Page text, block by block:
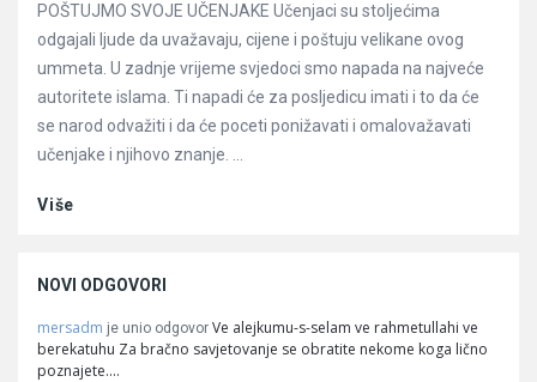
POŠTUJMO SVOJE UČENJAKE Učenjaci su stoljećima
odgajali ljude da uvažavaju, cijene i poštuju velikane ovog
ummeta. U zadnje vrijeme svjedoci smo napada na najveće
autoritete islama. Ti napadi će za posljedicu imati i to da će
se narod odvažiti i da će poceti ponižavati i omalovažavati
učenjake i njihovo znanje. ...
Više
NOVI ODGOVORI
mersadm je unio odgovor Ve alejkumu-s-selam ve rahmetullahi ve
berekatuhu Za bračno savjetovanje se obratite nekome koga lično
poznajete.…